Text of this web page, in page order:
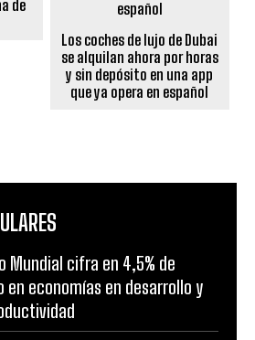
de
Los coches de lujo de Dubai
se alquilan ahora por horas
y sin depósito en una app
que ya opera en español
Mundial cifra en 4,5% de
en economías en desarrollo y